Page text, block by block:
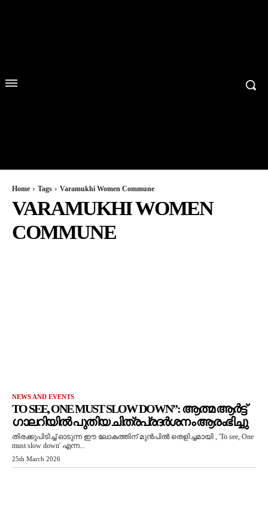
Home Tags Varamukhi Women Commune
VARAMUKHI WOMEN
COMMUNE
NEWS AND EVENTS
TO SEE, ONE MUST SLOW DOWN”: ആത്മ ആർട്ട്
ഗാലറിയിൽ പുതിയ ചിത്രപ്രദർശനം ആരംഭിച്ചു
തിരക്കുപിടിച്ച് ഓടുന്ന ഈ ലോകത്തിന് മുൻപിൽ തെളിച്ചമായി , 'To see, One
must slow down' എന്ന...
25th March 2026